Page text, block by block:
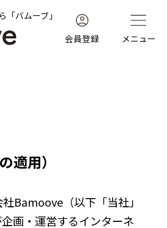
バムーブ」
会員登録
メニュー
適用）
Bamoove（以下「当社」
画・運営するインターネ